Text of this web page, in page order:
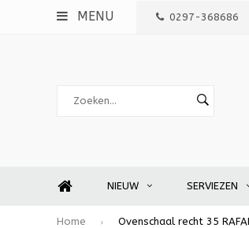
MENU 0297-368686
NIEUW SERVIEZEN
Home Ovenschaal recht 35